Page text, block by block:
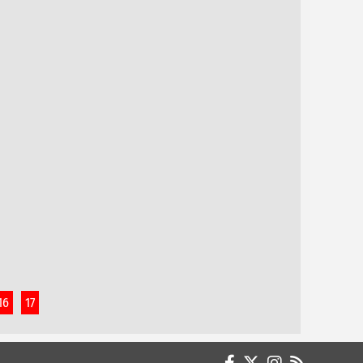
17
Elvin Halime ÖZYEŞİL Fatih Ortaokulu 7/C